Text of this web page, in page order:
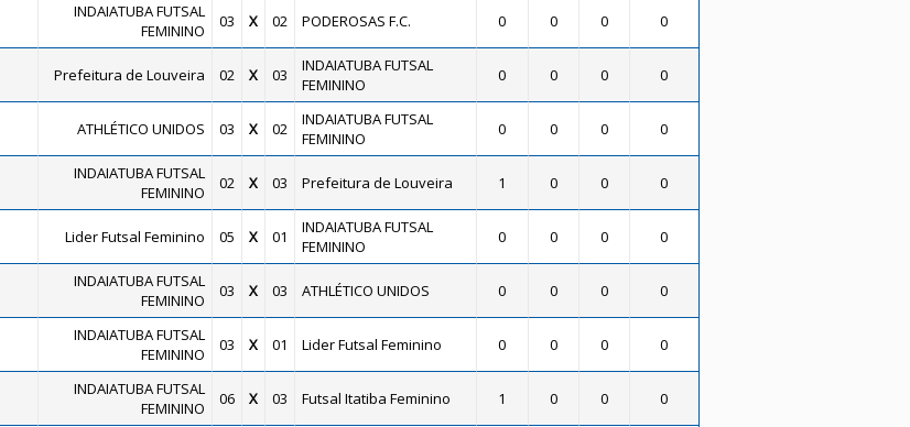
INDAIATUBA FUTSAL
FEMININO
03 X 02 PODEROSAS F.C. 0 0 0 0
Prefeitura de Louveira 02 X 03
INDAIATUBA FUTSAL
FEMININO
0 0 0 0
ATHLÉTICO UNIDOS 03 X 02
INDAIATUBA FUTSAL
FEMININO
0 0 0 0
INDAIATUBA FUTSAL
FEMININO
02 X 03 Prefeitura de Louveira 1 0 0 0
Lider Futsal Feminino 05 X 01
INDAIATUBA FUTSAL
FEMININO
0 0 0 0
INDAIATUBA FUTSAL
FEMININO
03 X 03 ATHLÉTICO UNIDOS 0 0 0 0
INDAIATUBA FUTSAL
FEMININO
03 X 01 Lider Futsal Feminino 0 0 0 0
INDAIATUBA FUTSAL
FEMININO
06 X 03 Futsal Itatiba Feminino 1 0 0 0